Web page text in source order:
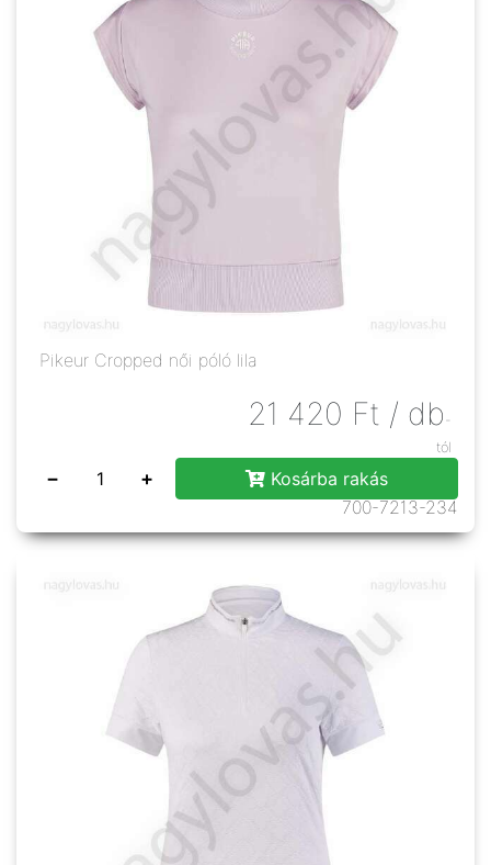
Pikeur Cropped női póló lila
21 420 Ft / db -
tól
− +
Kosárba rakás
700-7213-234